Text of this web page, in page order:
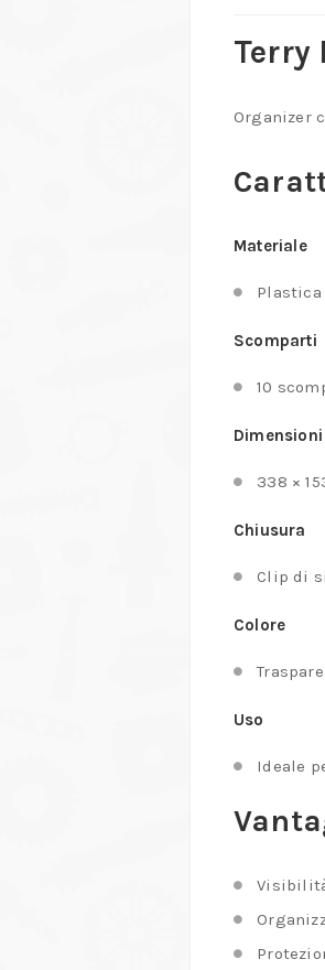
Terry
Organizer
Materiale
Scomparti
10
Dimensioni
338 ×
Chiusura
Clip di
Colore
Uso
Ideale